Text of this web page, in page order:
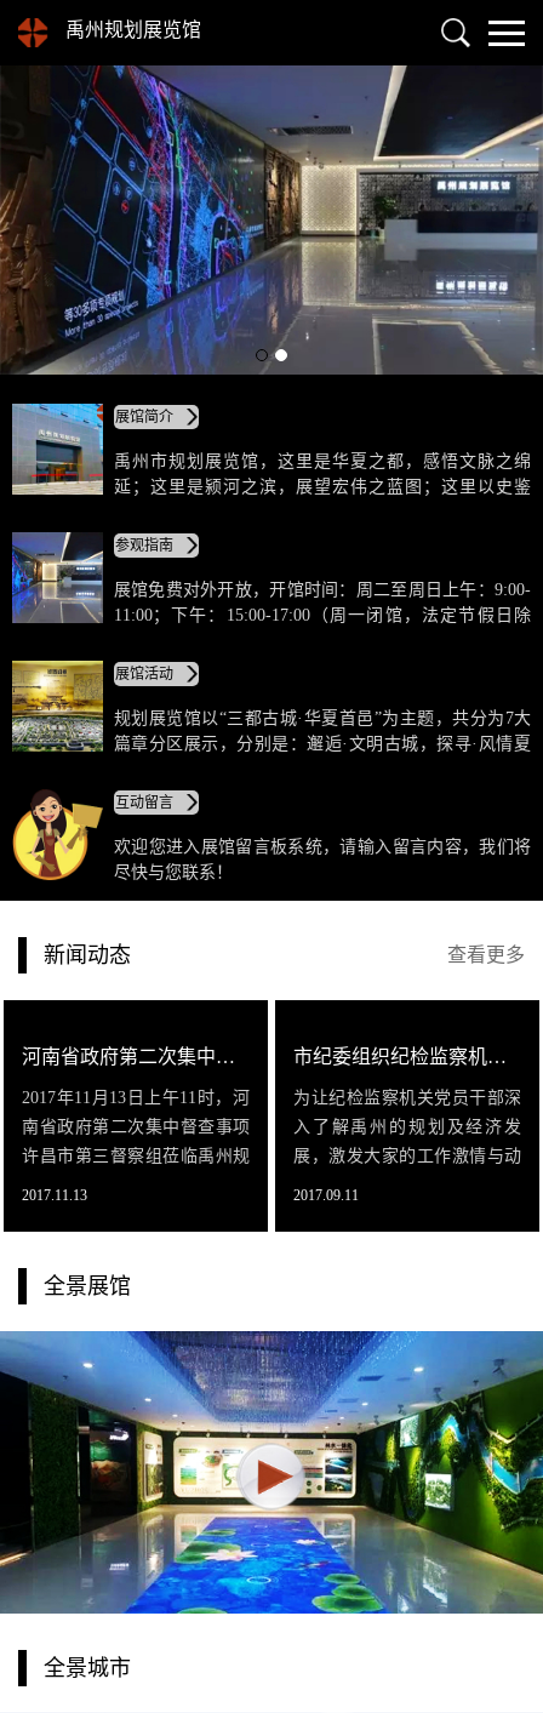
禹州规划展览馆
展馆简介
禹州市规划展览馆，这里是华夏之都，感悟文脉之绵
延；这里是颍河之滨，展望宏伟之蓝图；这里以史鉴
史，呈现出经济繁荣、和谐共赢的发展成就，描绘了生
态都市、宜居宜业的美好愿景，凝聚起共谱“夏都”、“钧
都”、“药都”、“云都”四都建设的磅礴力量。
参观指南
展馆免费对外开放，开馆时间：周二至周日上午：9:00-
11:00；下午：15:00-17:00（周一闭馆，法定节假日除
票后方可入馆参观。团体参观需提前两天预约，由展馆
安排适当时间参观。如遇重大或临时性活动，请遵从展
馆工作人员协调安排。
展馆活动
规划展览馆以“三都古城·华夏首邑”为主题，共分为7大
篇章分区展示，分别是：邂逅·文明古城，探寻·风情夏
畅想·智汇云都，共享·美丽经济。利用城市总规物理沙
盘、高科技沉浸式互动体验、高科技数码花丛、智慧化
人机互动展示平台等手段，打造宣传禹州的城市名片、
专家学者交流平台、青少年儿童教育的新基地、市民休
互动留言
欢迎您进入展馆留言板系统，请输入留言内容，我们将
尽快与您联系！
查看更多
新闻动态
河南省政府第二次集中督查事项许昌市第三督察组莅临禹州规划展览馆
2017年11月13日上午11时，河
南省政府第二次集中督查事项
许昌市第三督察组莅临禹州规
同下莅临禹州规划展览馆指导
工作。
2017.11.13
市纪委组织纪检监察机关党员干部去市规划展览馆参观学习
为让纪检监察机关党员干部深
入了解禹州的规划及经济发
展，激发大家的工作激情与动
心声，还没看够啊！真的没看
够啊！！纷纷表示，今后一定
要为禹州的经济发展贡献一份
力量！！
2017.09.11
全景展馆
全景城市